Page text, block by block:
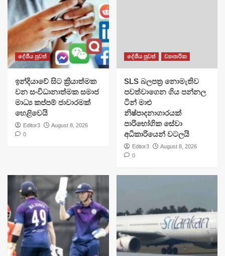
දේශීය පුවත්
​ඉන්දියාවේ සිට ක්‍රියාත්මක
වන සංවිධානාත්මක සමාජ
මාධ්‍ය කප්පම් ජාවාරමක්
හෙළිවෙයි
Editor3
August 8, 2026
0
දේශීය පුවත් ව්‍යාපාරික
SLS බලපත්‍ර නොමැතිව
පවත්වාගෙන ගිය පන්නල
ටින් මාළු
නිෂ්පාදනාගාරයක්
පාරිභෝගික සේවා
අධිකාරියෙන් වටලයි
Editor3
August 8, 2026
0